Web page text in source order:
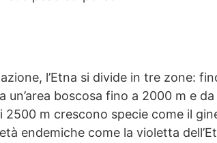
l’Etna si divide in tre zone:
un’area boscosa fino a 2000 m e
m crescono specie come il
endemiche come la violetta